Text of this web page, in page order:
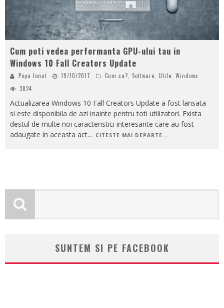
Cum poti vedea performanta GPU-ului tau in
Windows 10 Fall Creators Update
Popa Ionut 19/10/2017 Cum sa?, Software, Utile, Windows
3824
Actualizarea Windows 10 Fall Creators Update a fost lansata
si este disponibila de azi inainte pentru toti utilizatori. Exista
destul de multe noi caracteristici interesante care au fost
adaugate in aceasta act... CITESTE MAI DEPARTE...
SUNTEM SI PE FACEBOOK